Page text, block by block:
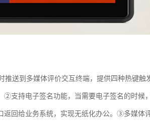
送到多媒体评价交互终端，提供四种热键触
②支持电子签名功能，当需要电子签名的时候
返回给业务系统，实现无纸化办公。③多媒体